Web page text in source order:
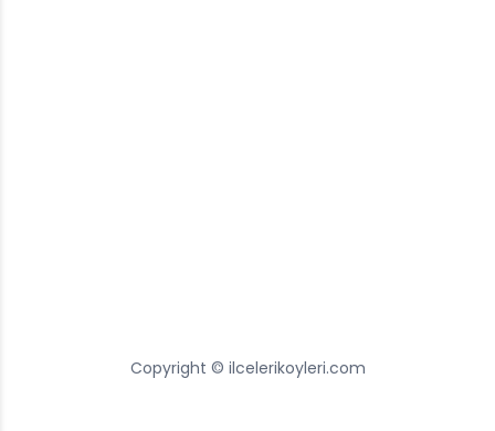
Copyright © ilcelerikoyleri.com